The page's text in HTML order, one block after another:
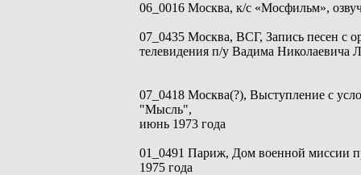
06_0016 Москва, к/с «Мосфильм»,
07_0435 Москва, ВСГ, Запись песен с
телевидения п/у Вадима Николаевича
07_0418 Москва(?), Выступление с
"Мысль",
июнь 1973 года
01_0491 Париж, Дом военной миссии
1975 года